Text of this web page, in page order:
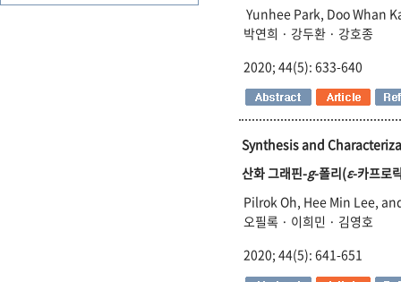
Yunhee Park, Doo Whan
박연희 · 강두환 · 강호종
2020; 44(5): 633-640
Synthesis and
산화 그래핀-g-폴리(ε-카프로
Pilrok Oh, Hee Min Lee,
오필록 · 이희민 · 김영호
2020; 44(5): 641-651